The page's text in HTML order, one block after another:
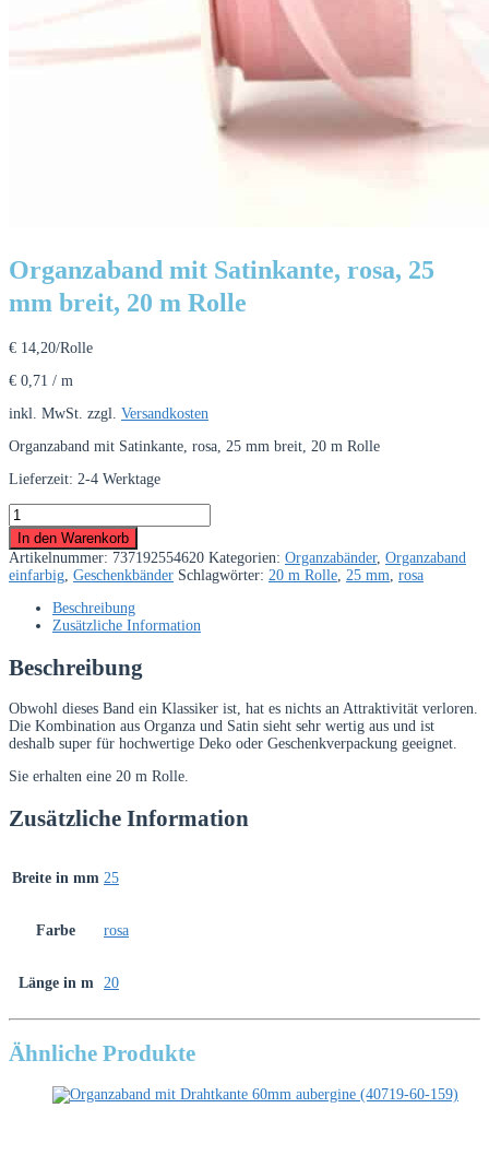
Organzaband mit Satinkante, rosa, 25
mm breit, 20 m Rolle
€ 14,20/Rolle
€ 0,71 / m
inkl. MwSt. zzgl. Versandkosten
Organzaband mit Satinkante, rosa, 25 mm breit, 20 m Rolle
Lieferzeit: 2-4 Werktage
Organzaband
mit
Satinkante,
rosa,
25
breit,
Rolle
In den Warenkorb
Artikelnummer: 737192554620 Kategorien: Organzabänder, Organzaband
einfarbig, Geschenkbänder Schlagwörter: 20 m Rolle, 25 mm, rosa
Beschreibung
Zusätzliche Information
Beschreibung
Obwohl dieses Band ein Klassiker ist, hat es nichts an Attraktivität verloren.
Die Kombination aus Organza und Satin sieht sehr wertig aus und ist
deshalb super für hochwertige Deko oder Geschenkverpackung geeignet.
Sie erhalten eine 20 m Rolle.
Zusätzliche Information
Breite in mm 25
Farbe rosa
Länge in m 20
Ähnliche Produkte